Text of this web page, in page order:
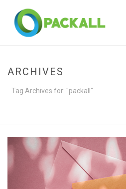
ARCHIVES
Tag Archives for: "packall"